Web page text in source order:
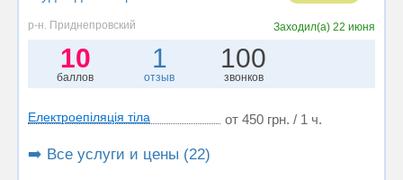
р-н. Приднепровский Заходил(а) 22 июня
10
баллов
1
отзыв
100
звонков
Електроепіляція тіла от 450 грн. / 1 ч.
➡️ Все услуги и цены (22)